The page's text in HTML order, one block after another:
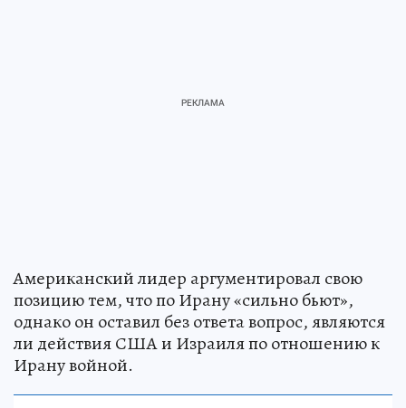
Американский лидер аргументировал свою
позицию тем, что по Ирану «сильно бьют»,
однако он оставил без ответа вопрос, являются
ли действия США и Израиля по отношению к
Ирану войной.